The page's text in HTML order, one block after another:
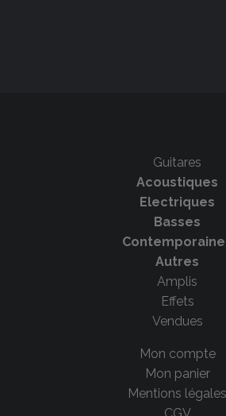
Guitares
Acoustiques
Electriques
Basses
Autres
Amplis
Effets
Vendues
Mon compte
Mon panier
Mentions légales